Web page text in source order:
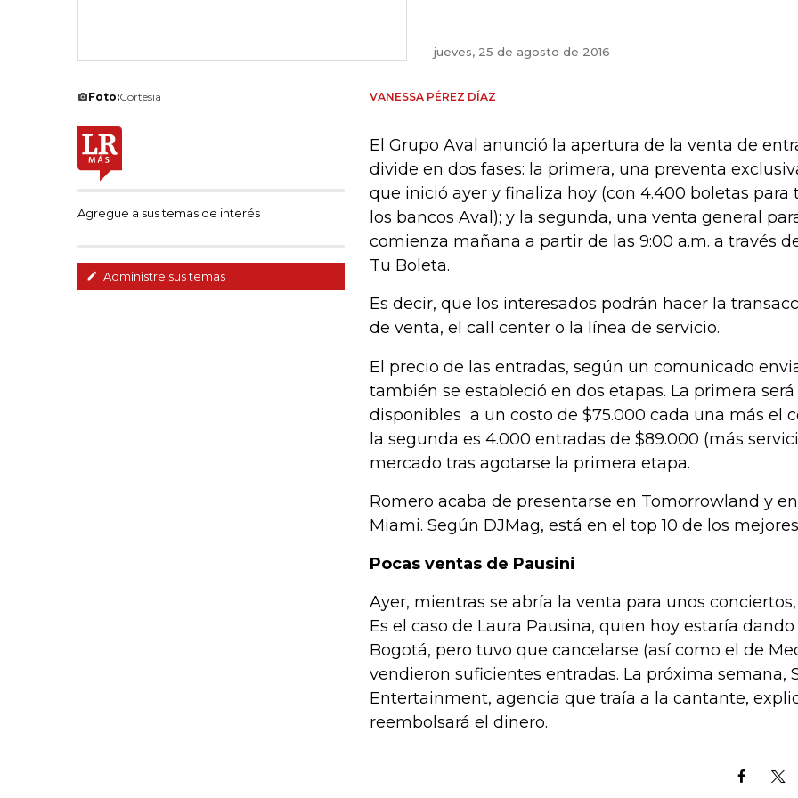
jueves, 25 de agosto de 2016
Foto:Cortesía
Agregue a sus temas de interés
Administre sus temas
VANESSA PÉREZ DÍAZ
El Grupo Aval anunció la apertura de la venta de
divide en dos fases: la primera, una preventa
que inició ayer y finaliza hoy (con 4.400 boletas
los bancos Aval); y la segunda, una venta general
comienza mañana a partir de las 9:00 a.m. a través
Tu Boleta.
Es decir, que los interesados podrán hacer la
de venta, el call center o la línea de servicio.
El precio de las entradas, según un comunicado
también se estableció en dos etapas. La primera será
disponibles a un costo de $75.000 cada una más el
la segunda es 4.000 entradas de $89.000 (más
mercado tras agotarse la primera etapa.
Romero acaba de presentarse en Tomorrowland y
Miami. Según DJMag, está en el top 10 de los
Pocas ventas de Pausini
Ayer, mientras se abría la venta para unos
Es el caso de Laura Pausina, quien hoy estaría
Bogotá, pero tuvo que cancelarse (así como el de
vendieron suficientes entradas. La próxima semana,
Entertainment, agencia que traía a la cantante,
reembolsará el dinero.